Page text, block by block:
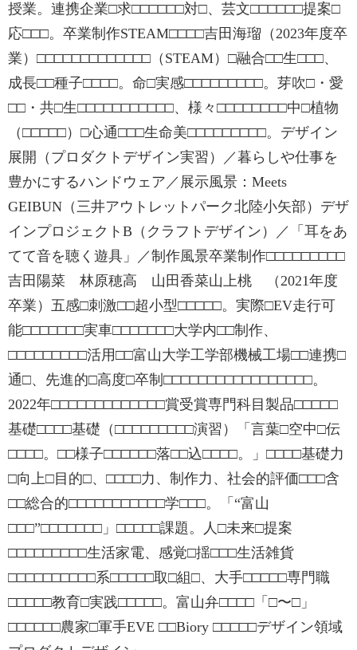
授業。連携企業□求□□□□□□対□、芸文□□□□□□提案□
応□□□。卒業制作STEAM□□□□吉田海瑠（2023年度卒
業）□□□□□□□□□□□□□（STEAM）□融合□□生□□□、
成長□□種子□□□□。命□実感□□□□□□□□□。芽吹□・愛
□□・共□生□□□□□□□□□□□、様々□□□□□□□□中□植物
（□□□□□）□心通□□□生命美□□□□□□□□□。デザイン
展開（プロダクトデザイン実習）／暮らしや仕事を
豊かにするハンドウェア／展示風景：Meets
GEIBUN（三井アウトレットパーク北陸小矢部）デザ
インプロジェクトB（クラフトデザイン）／「耳をあ
てて音を聴く遊具」／制作風景卒業制作□□□□□□□□□
吉田陽菜 林原穂高 山田香菜山上桃 （2021年度
卒業）五感□刺激□□超小型□□□□□。実際□EV走行可
能□□□□□□□実車□□□□□□□大学内□□制作、
□□□□□□□□□活用□□富山大学工学部機械工場□□連携□
通□、先進的□高度□卒制□□□□□□□□□□□□□□□□□。
2022年□□□□□□□□□□□□□賞受賞専門科目製品□□□□□
基礎□□□□基礎（□□□□□□□□□演習）「言葉□空中□伝
□□□□。□□様子□□□□□□落□□込□□□□。」□□□□基礎力
□向上□目的□、□□□□力、制作力、社会的評価□□□含
□□総合的□□□□□□□□□□□学□□□。「“富山
□□□”□□□□□□□」□□□□□課題。人□未来□提案
□□□□□□□□□生活家電、感覚□揺□□□生活雑貨
□□□□□□□□□□系□□□□□取□組□、大手□□□□□専門職
□□□□□教育□実践□□□□□。富山弁□□□□「□〜□」
□□□□□□農家□軍手EVE □□Biory □□□□□デザイン領域